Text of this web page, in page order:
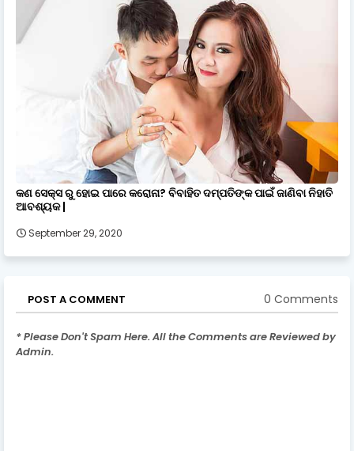
କଣ ସେକ୍ସ ରୁ ହୋଇ ପାରେ କରୋନା? ବିବାହିତ ଦମ୍ପତିଙ୍କ ପାଇଁ ଜାଣିବା ନିହାତି
ଆବଶ୍ୟକ |
September 29, 2020
POST A COMMENT 0 Comments
* Please Don't Spam Here. All the Comments are Reviewed by
Admin.